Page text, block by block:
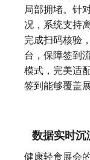
局部拥堵。针
况，系统支持
完成扫码核验
台，保障签到
模式，完美适
签到能够覆盖
数据实时沉
健康轻食展会